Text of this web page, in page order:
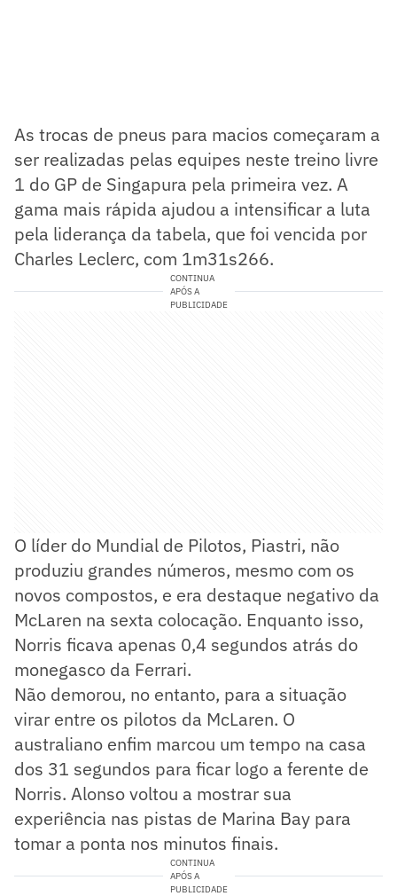
As trocas de pneus para macios começaram a
ser realizadas pelas equipes neste treino livre
1 do GP de Singapura pela primeira vez. A
gama mais rápida ajudou a intensificar a luta
pela liderança da tabela, que foi vencida por
Charles Leclerc, com 1m31s266.
CONTINUA
APÓS A
PUBLICIDADE
O líder do Mundial de Pilotos, Piastri, não
produziu grandes números, mesmo com os
novos compostos, e era destaque negativo da
McLaren na sexta colocação. Enquanto isso,
Norris ficava apenas 0,4 segundos atrás do
monegasco da Ferrari.
Não demorou, no entanto, para a situação
virar entre os pilotos da McLaren. O
australiano enfim marcou um tempo na casa
dos 31 segundos para ficar logo a ferente de
Norris. Alonso voltou a mostrar sua
experiência nas pistas de Marina Bay para
tomar a ponta nos minutos finais.
CONTINUA
APÓS A
PUBLICIDADE